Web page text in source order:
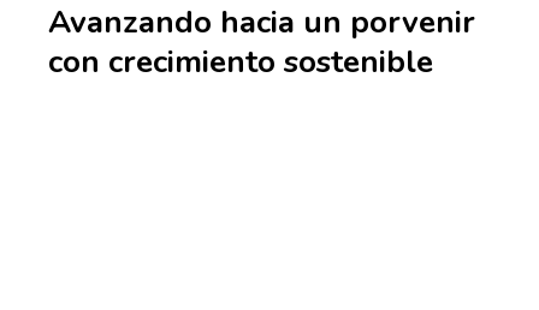
Avanzando hacia un porvenir
con crecimiento sostenible